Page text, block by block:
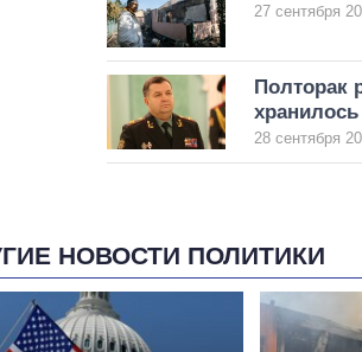
27 сентября
Полторак
28 сентября
НОВОСТИ ПОЛИТИКИ